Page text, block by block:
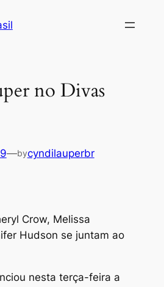
no Divas
—bycyndilauperbr
Crow, Melissa
Hudson se juntam ao
nesta terça-feira a